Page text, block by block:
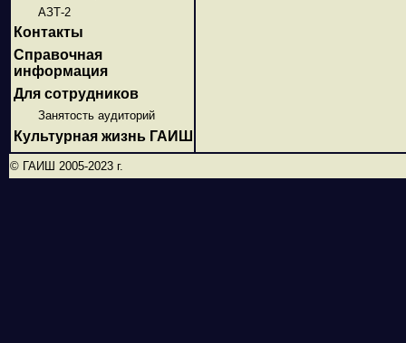
АЗТ-2
Контакты
Справочная
информация
Для сотрудников
Занятость аудиторий
Культурная жизнь ГАИШ
© ГАИШ 2005-2023 г.